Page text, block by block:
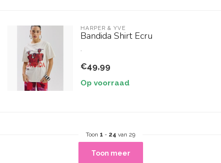
HARPER & YVE
Bandida Shirt Ecru
€49,99
Op voorraad
Toon 1 - 24 van 29
Toon meer